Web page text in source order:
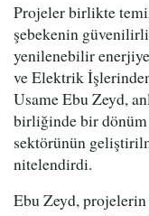
Projeler birlikte
şebekenin
yenilenebilir
ve Elektrik
Usame Ebu Zeyd,
birliğinde bir
sektörünün
nitelendirdi.
Ebu Zeyd,